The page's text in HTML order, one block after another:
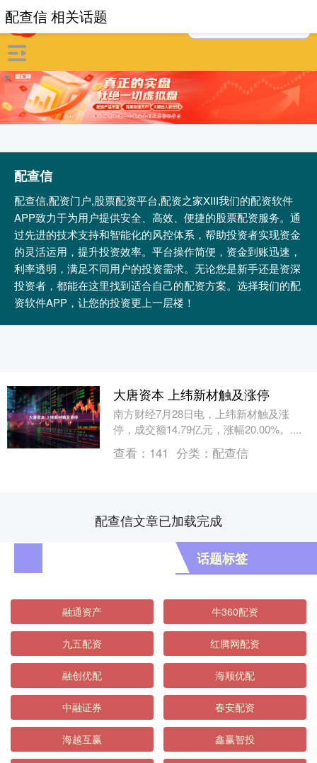
配查信
配查信,配资门户,股票配资平台,配资之家XIII‌我们的配资软件
APP致力于为用户提供安全、高效、便捷的股票配资服务。通
过先进的技术支持和智能化的风控体系，帮助投资者实现资金
的灵活运用，提升投资效率。平台操作简便，资金到账迅速，
利率透明，满足不同用户的投资需求。无论您是新手还是资深
投资者，都能在这里找到适合自己的配资方案。选择我们的配
资软件APP，让您的投资更上一层楼！
配查信 相关话题
大唐资本 上纬新材触及涨停
南方财经7月28日电，上纬新材触及涨
停，成交额14.79亿元，涨幅20.00%。....
查看： 141 分类： 配查信
配查信文章已加载完成
话题标签
融通资产 牛360配资
九五配资 红腾网配资
融创优配 海顺优配
中融证券 春安配资
海越互赢 鑫赢智投